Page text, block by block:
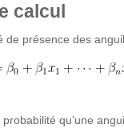
calcul
de présence des
qu’une